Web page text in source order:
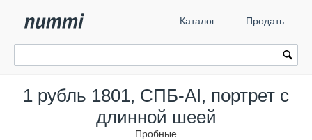
Каталог Продать
1 рубль 1801, СПБ-AI, портрет с
длинной шеей
Пробные